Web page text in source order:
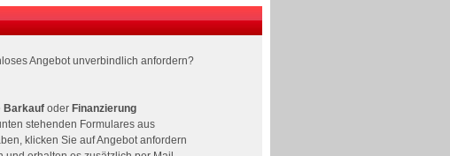
Angebot unverbindlich anfordern?
Barkaufoder Finanzierung
stehenden Formulares aus
klicken Sie auf Angebot anfordern